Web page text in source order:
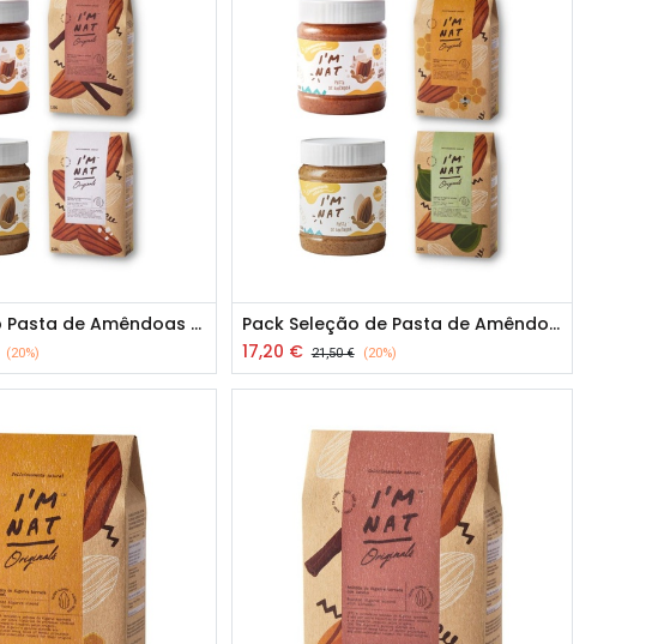
Pack Seleção Pasta de Amêndoas e Snacks de Amêndoa Torrada
(20%)
Pack Seleção de Pasta de Amêndoa e Snack Amêndoa Torrada
17,20 € 21,50€ (20%)